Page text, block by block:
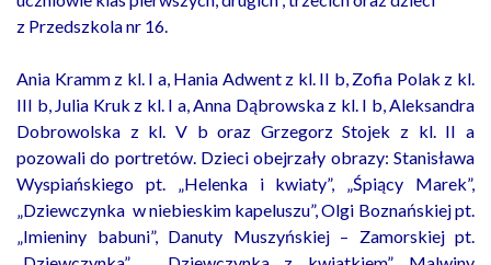
z Przedszkola nr 16.
Ania Kramm z kl. I a, Hania Adwent z kl. II b, Zofia Polak z kl.
III b, Julia Kruk z kl. I a, Anna Dąbrowska z kl. I b, Aleksandra
Dobrowolska z kl. V b oraz Grzegorz Stojek z kl. II a
pozowali do portretów. Dzieci obejrzały obrazy: Stanisława
Wyspiańskiego pt. „Helenka i kwiaty”, „Śpiący Marek”,
„Dziewczynka w niebieskim kapeluszu”, Olgi Boznańskiej pt.
„Imieniny babuni”, Danuty Muszyńskiej – Zamorskiej pt.